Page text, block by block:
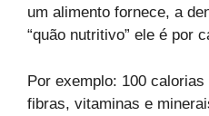
um alimento fornece, a
“quão nutritivo” ele é por
Por exemplo: 100
fibras, vitaminas e